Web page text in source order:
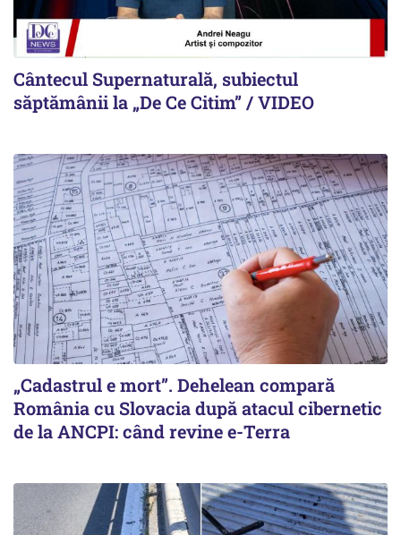
Cântecul Supernaturală, subiectul
săptămânii la „De Ce Citim” / VIDEO
„Cadastrul e mort”. Dehelean compară
România cu Slovacia după atacul cibernetic
de la ANCPI: când revine e-Terra